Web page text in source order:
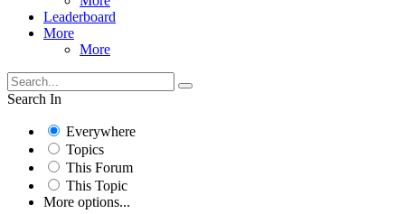
Leaderboard
More
More
Search In
Everywhere
Topics
This Forum
This Topic
More options...